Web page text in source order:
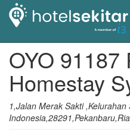
OYO 91187
Homestay
1,Jalan Merak Sakti